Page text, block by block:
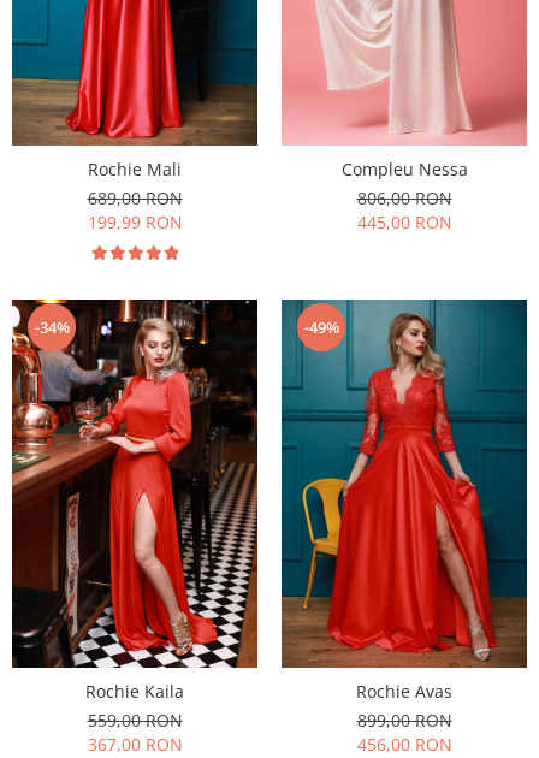
Rochii din dantela
Rochii din tafta
Rochii cu paiete
Rochii din tul
Rochii din catifea
Rochii din Barbie/Bistrech
Rochii din saten
Rochii voal
Rochii cu imprimeu
Rochie Mali
689,00 RON
199,99 RON
Compleu Nessa
806,00 RON
445,00 RON
-34%
Rochie Kaila
559,00 RON
367,00 RON
-49%
Rochie Avas
899,00 RON
456,00 RON